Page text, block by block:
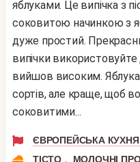
яблуками. Це випічка з
соковитою начинкою з
дуже простий.
випічки
вийшов високим.
сортів, але краще, щоб
соковитими...
ЄВРОПЕЙСЬКА КУХНЯ
ТІСТО , МОЛОЧНІ